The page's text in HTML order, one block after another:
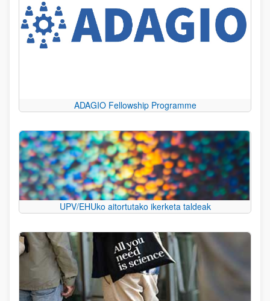
ADAGIO Fellowship Programme
UPV/EHUko aitortutako ikerketa taldeak